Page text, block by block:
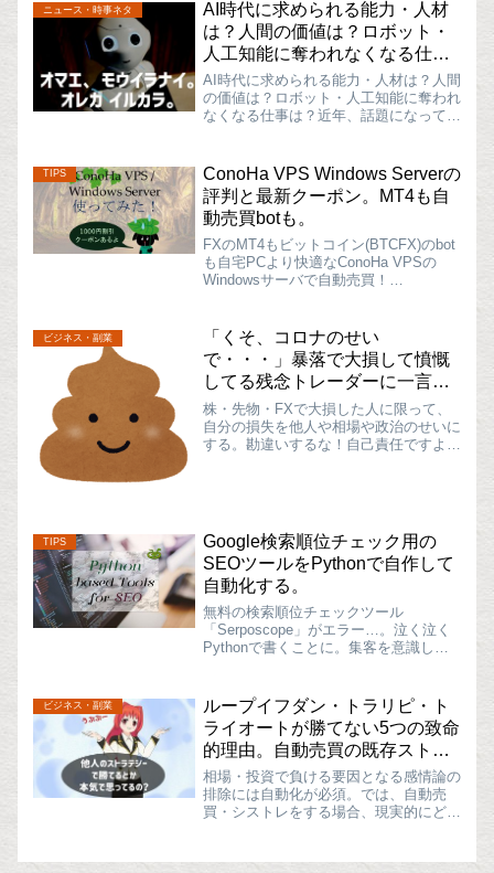
ニュース・時事ネタ
AI時代に求められる能力・人材
は？人間の価値は？ロボット・
人工知能に奪われなくなる仕事
は？
AI時代に求められる能力・人材は？人間
の価値は？ロボット・人工知能に奪われ
なくなる仕事は？近年、話題になってい
ChatGPTをはじめとする生成AIの登場
以降、文章作成...
TIPS
ConoHa VPS Windows Serverの
評判と最新クーポン。MT4も自
動売買botも。
FXのMT4もビットコイン(BTCFX)のbot
も自宅PCより快適なConoHa VPSの
Windowsサーバで自動売買！
ラムでビットコイン自動売...
ビジネス・副業
「くそ、コロナのせい
で・・・」暴落で大損して憤慨
してる残念トレーダーに一言い
いたい。
株・先物・FXで大損した人に限って、
自分の損失を他人や相場や政治のせいに
する。勘違いするな！自己責任ですよ？
TIPS
Google検索順位チェック用の
SEOツールをPythonで自作して
自動化する。
無料の検索順位チェックツール
「Serposcope」がエラー…。泣く泣く
Pythonで書くことに。集客を意識した
ックは欠かさず行っていると思います。
しかし、Goog...
ビジネス・副業
ループイフダン・トラリピ・ト
ライオートが勝てない5つの致命
的理由。自動売買の既存ストラ
テジーを使ってはいけない。
相場・投資で負ける要因となる感情論の
排除には自動化が必須。では、自動売
買・シストレをする場合、現実的にどの
ードで勝つためには、鉄壁のトレードル